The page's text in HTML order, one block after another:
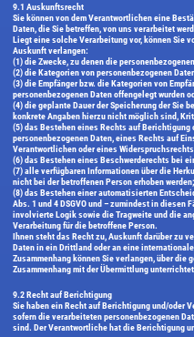
9.1 Auskunftsrecht
Sie können von dem Verantwortlichen eine
Daten, die Sie betreffen, von uns verarbeitet
Liegt eine solche Verarbeitung vor, können Sie
Auskunft verlangen:
(1) die Zwecke, zu denen die
(2) die Kategorien von personenbezogenen
(3) die Empfänger bzw. die Kategorien von
personenbezogenen Daten offengelegt wurden
(4) die geplante Dauer der Speicherung der Sie
konkrete Angaben hierzu nicht möglich sind,
(5) das Bestehen eines Rechts auf Berichtigung
personenbezogenen Daten, eines Rechts auf
Verantwortlichen oder eines
(6) das Bestehen eines Beschwerderechts bei
(7) alle verfügbaren Informationen über die
nicht bei der betroffenen Person erhoben werden;
(8) das Bestehen einer automatisierten
Abs. 1 und 4 DSGVO und – zumindest in
involvierte Logik sowie die Tragweite und die
Verarbeitung für die betroffene Person.
Ihnen steht das Recht zu, Auskunft darüber zu
Daten in ein Drittland oder an eine
Zusammenhang können Sie verlangen, über die
Zusammenhang mit der Übermittlung
9.2 Recht auf Berichtigung
Sie haben ein Recht auf Berichtigung und/oder
sofern die verarbeiteten personenbezogenen
sind. Der Verantwortliche hat die Berichtigung